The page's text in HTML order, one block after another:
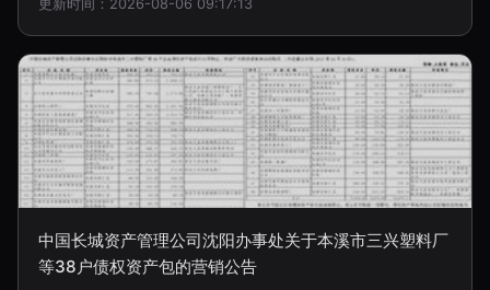
更新时间：2026-08-06 09:17:13
中国长城资产管理公司沈阳办事处关于本溪市三兴塑料厂
等38户债权资产包的营销公告